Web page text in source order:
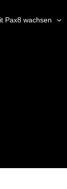
Pax8 wachsen